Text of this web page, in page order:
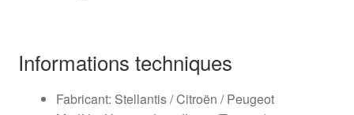
Informations techniques
Fabricant: Stellantis / Citroën / Peugeot